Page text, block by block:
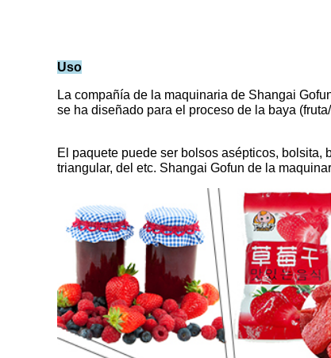
Uso
La compañía de la maquinaria de Shangai
se ha diseñado para el proceso de la baya
El paquete puede ser bolsos asépticos, bolsita,
triangular, del etc. Shangai Gofun de la